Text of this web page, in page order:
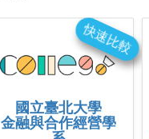
國立臺北大學
金融與合作經營學
快速比較